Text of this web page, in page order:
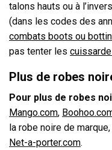
talons hauts ou à
(dans les codes des
combats boots ou
pas tenter les
Plus de robes
Pour plus de robes
Mango.com,
la robe noire de
Net-a-porter.com.